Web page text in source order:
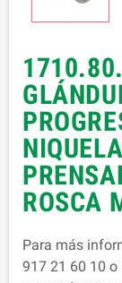
ROSCA
Para más
917 21 60 10